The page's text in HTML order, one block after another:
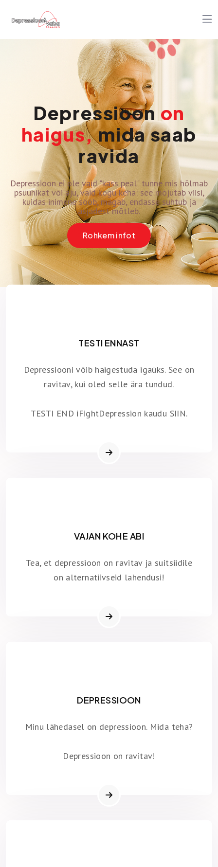
Depressioon on
haigus,mida saab
ravida
Depressioon ei ole vaid "kass peal" tunne mis hõlmab
psüühikat või aju, vaid kogu keha: see mõjutab viisi,
kuidas inimene sööb, magab, endasse suhtub ja
asjadest mõtleb.
Rohkem infot
TESTI ENNAST
Depressiooni võib haigestuda igaüks. See on
ravitav, kui oled selle ära tundud.
TESTI END iFightDepression kaudu SIIN.
VAJAN KOHE ABI
Tea, et depressioon on ravitav ja suitsiidile
on alternatiivseid lahendusi!
DEPRESSIOON
Minu lähedasel on depressioon. Mida teha?
Depressioon on ravitav!